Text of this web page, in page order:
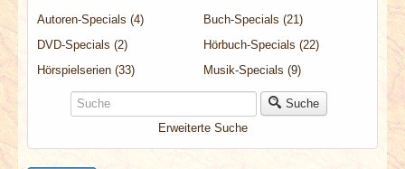
NEUESTE ARTIKEL
NEWS & DATES
BERICHTE
Autoren-Specials (4)
Buch-Specials (21)
DVD-Specials (2)
Hörbuch-Specials (22)
Hörspielserien (33)
Musik-Specials (9)
Suche
Erweiterte Suche